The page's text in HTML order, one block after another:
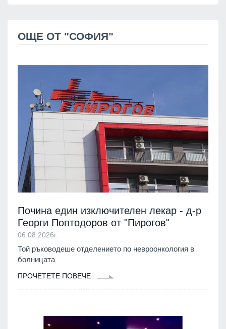
ОЩЕ ОТ "СОФИЯ"
Почина един изключителен лекар - д-р
Георги Поптодоров от "Пирогов"
06.08.2026г.
Той ръководеше отделението по невроонкология в
болницата
ПРОЧЕТЕТЕ ПОВЕЧЕ